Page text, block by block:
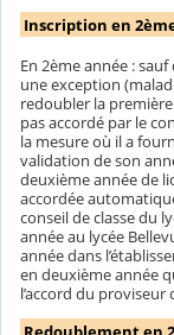
Inscription en
En 2ème année :
une exception
redoubler la première
pas accordé par le
la mesure où il a
validation de son
deuxième année de
accordée
conseil de classe du
année au lycée
année dans
en deuxième année
l’accord du proviseur